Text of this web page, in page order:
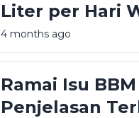
Liter per Hari
Pengalaman
4 months ago
Ramai Isu
Penjelasan